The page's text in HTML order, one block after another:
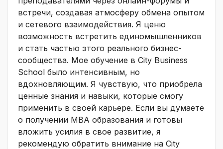
встречи, создавая атмосферу обмена опытом
и сетевого взаимодействия. Я ценю
возможность встретить единомышленников
и стать частью этого реального бизнес-
сообщества. Мое обучение в City Business
School было интенсивным, но
вдохновляющим. Я чувствую, что приобрела
ценные знания и навыки, которые смогу
применить в своей карьере. Если вы думаете
о получении MBA образования и готовы
вложить усилия в свое развитие, я
рекомендую обратить внимание на City